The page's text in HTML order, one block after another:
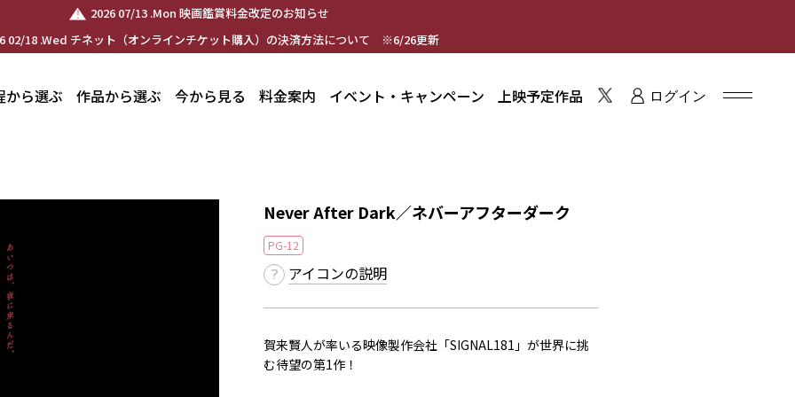
2026 07/13 .Mon 映画鑑賞料金改定のお知らせ
02/18 .Wed チネット（オンラインチケット購入）の決済方法について ※6/26更新
から選ぶ 作品から選ぶ 今から見る 料金案内 イベント・キャンペーン 上映予定作品 ログイン
Never After Dark／ネバーアフターダーク
PG-12
アイコンの説明
賀来賢人が率いる映像製作会社「SIGNAL181」が世界に挑
む待望の第1作！